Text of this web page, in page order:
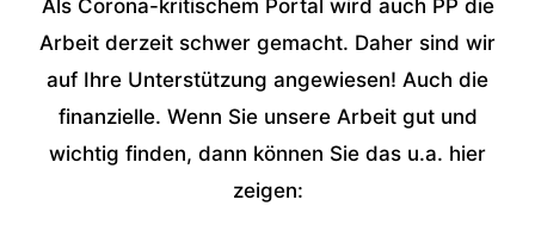
Als Corona-kritischem Portal wird auch PP die
Arbeit derzeit schwer gemacht. Daher sind wir
auf Ihre Unterstützung angewiesen! Auch die
finanzielle. Wenn Sie unsere Arbeit gut und
wichtig finden, dann können Sie das u.a. hier
zeigen: